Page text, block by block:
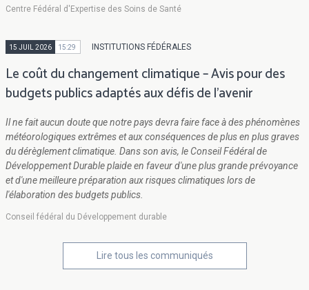
Centre Fédéral d'Expertise des Soins de Santé
15 JUIL 2026 15:29 INSTITUTIONS FÉDÉRALES
Le coût du changement climatique – Avis pour des
budgets publics adaptés aux défis de l'avenir
Il ne fait aucun doute que notre pays devra faire face à des phénomènes
météorologiques extrêmes et aux conséquences de plus en plus graves
du dérèglement climatique. Dans son avis, le Conseil Fédéral de
Développement Durable plaide en faveur d'une plus grande prévoyance
et d'une meilleure préparation aux risques climatiques lors de
l'élaboration des budgets publics.
Conseil fédéral du Développement durable
Lire tous les communiqués